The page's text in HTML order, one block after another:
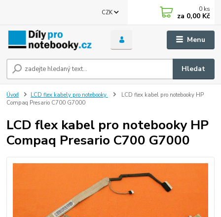
Menu
CZK
Hledat
0 ks
za 0,00 Kč
Úvod LCD flex kabely pro notebooky
LCD flex kabel pro notebooky HP
Compaq Presario C700 G7000
LCD flex kabel pro notebooky HP
Compaq Presario C700 G7000